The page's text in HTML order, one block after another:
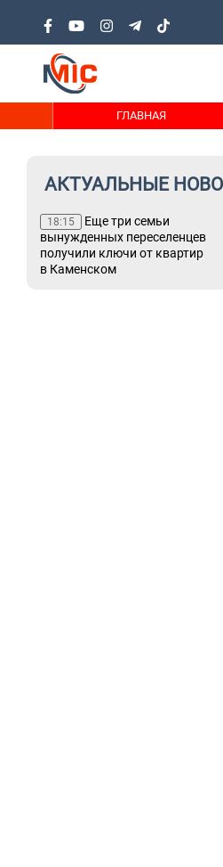
ГЛАВНАЯ
АКТУАЛЬНЫЕ
18:15
Еще три семьи
вынужденных переселенцев
получили ключи от квартир
в Каменском